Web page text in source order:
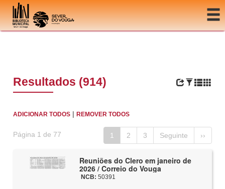
Ir para o conteúdo
Resultados (914)
ADICIONAR TODOS |REMOVER TODOS
Página 1 de 77 1 2 3 Seguinte ››
Reuniões do Clero em janeiro de
2026 / Correio do Vouga
NCB: 50391